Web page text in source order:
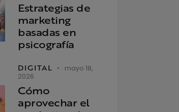
Estrategias de
marketing
basadas en
psicografía
DIGITAL
mayo 18,
2026
Cómo
aprovechar el